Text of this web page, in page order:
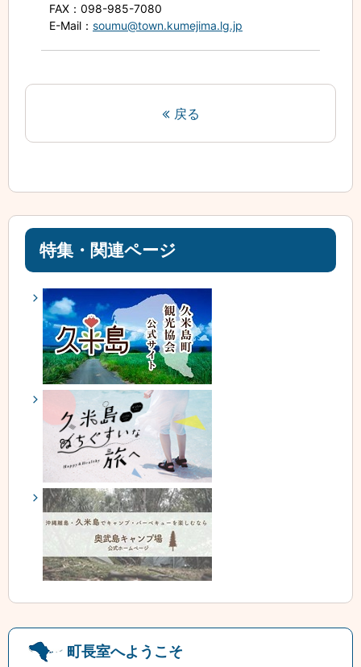
FAX ：098-985-7080
E-Mail ： soumu@town.kumejima.lg.jp
戻る
特集・関連ページ
町長室へようこそ